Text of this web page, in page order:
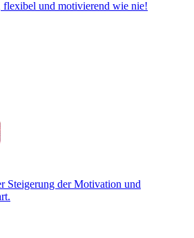
flexibel und motivierend wie nie!
Steigerung der Motivation und